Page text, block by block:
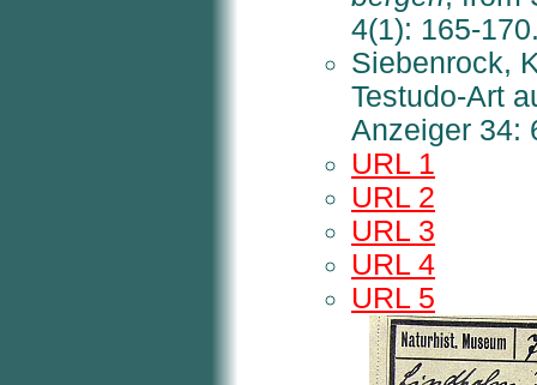
4(1): 165-
Siebenrock,
Testudo-Art
Anzeiger 34:
URL 1
URL 2
URL 3
URL 4
URL 5